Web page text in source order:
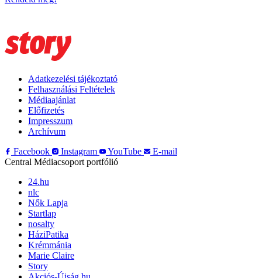
Adatkezelési tájékoztató
Felhasználási Feltételek
Médiaajánlat
Előfizetés
Impresszum
Archívum
Facebook
Instagram YouTube
E-mail
Central Médiacsoport portfólió
24.hu
nlc
Nők Lapja
Startlap
nosalty
HáziPatika
Krémmánia
Marie Claire
Story